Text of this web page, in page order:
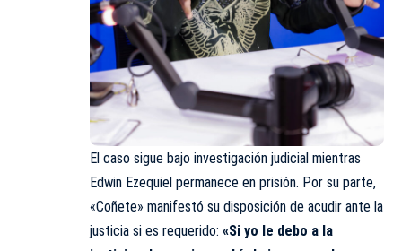
El caso sigue bajo investigación judicial mientras
Edwin Ezequiel permanece en prisión. Por su parte,
«Coñete» manifestó su disposición de acudir ante la
justicia si es requerido: «Si yo le debo a la